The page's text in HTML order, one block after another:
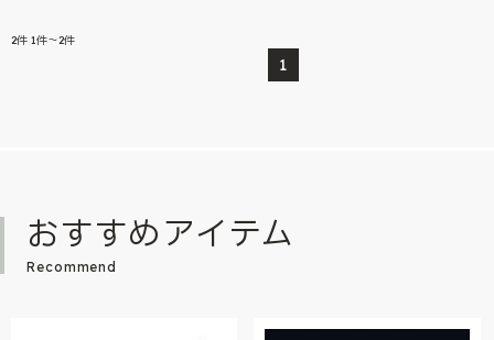
2件 1件～2件
1
おすすめアイテム
Recommend